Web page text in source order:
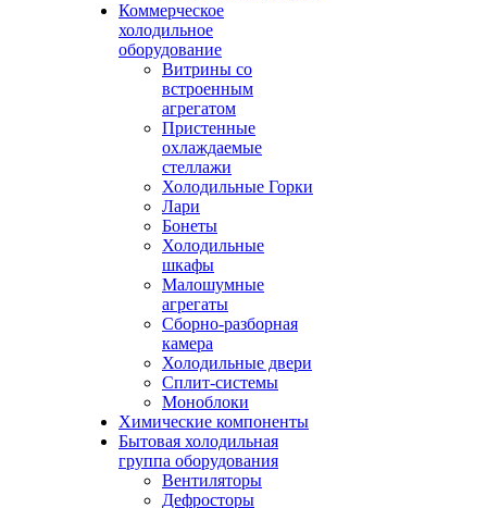
Коммерческое
холодильное
оборудование
Витрины со
встроенным
агрегатом
Пристенные
охлаждаемые
стеллажи
Холодильные Горки
Лари
Бонеты
Холодильные
шкафы
Малошумные
агрегаты
Сборно-разборная
камера
Холодильные двери
Сплит-системы
Моноблоки
Химические компоненты
Бытовая холодильная
группа оборудования
Вентиляторы
Дефросторы